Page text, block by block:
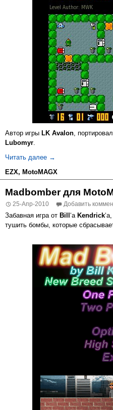
Автор игры LK Avalon,
Lubomyr.
Читать далее GNU Robbo для
→
EZX, MotoMAGX
Madbomber для
25-Апр-2010 Добавить
Забавная игра от Bill ‘а Kendrick
тушить бомбы, которые